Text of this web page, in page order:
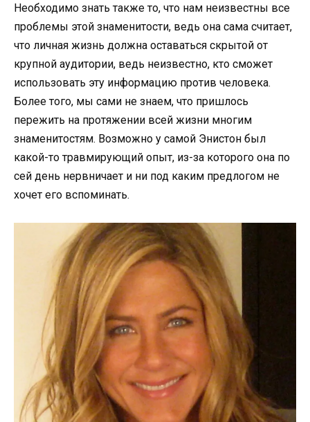
Необходимо знать также то, что нам неизвестны все
проблемы этой знаменитости, ведь она сама считает,
что личная жизнь должна оставаться скрытой от
крупной аудитории, ведь неизвестно, кто сможет
использовать эту информацию против человека.
Более того, мы сами не знаем, что пришлось
пережить на протяжении всей жизни многим
знаменитостям. Возможно у самой Энистон был
какой-то травмирующий опыт, из-за которого она по
сей день нервничает и ни под каким предлогом не
хочет его вспоминать.